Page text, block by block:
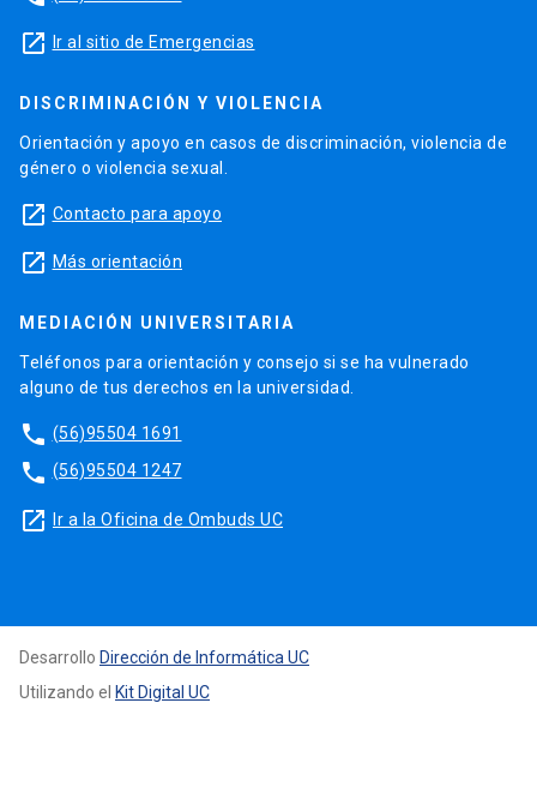
launch Ir al sitio de Emergencias
DISCRIMINACIÓN Y VIOLENCIA
Orientación y apoyo en casos de discriminación, violencia de
género o violencia sexual.
launch Contacto para apoyo
launch Más orientación
MEDIACIÓN UNIVERSITARIA
Teléfonos para orientación y consejo si se ha vulnerado
alguno de tus derechos en la universidad.
phone (56)95504 1691
phone (56)95504 1247
launch Ir a la Oficina de Ombuds UC
Desarrollo Dirección de Informática UC
Utilizando el Kit Digital UC